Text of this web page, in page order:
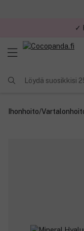
✓
Löydä suosikkisi
Ihonhoito/